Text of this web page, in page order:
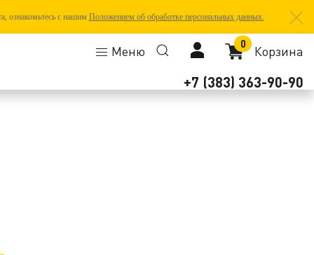
ознакомьтесь с нашим Положением об обработке персональных данных.
Меню 0 Корзина
+7 (383) 363-90-90